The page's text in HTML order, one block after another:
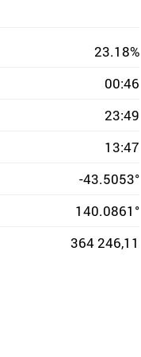
23.18%
00:46
23:49
13:47
-43.5053°
140.0861°
364 246,11